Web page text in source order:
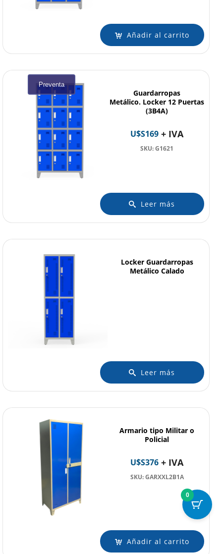
Añadir al carrito
Guardarropas
Metálico. Locker 12 Puertas
(3B4A)
Preventa
U$S169 + IVA
SKU: G1621
Leer más
Locker Guardarropas
Metálico Calado
Leer más
Armario tipo Militar o
Policial
U$S376 + IVA
SKU: GARXXL2B1A
Añadir al carrito
0